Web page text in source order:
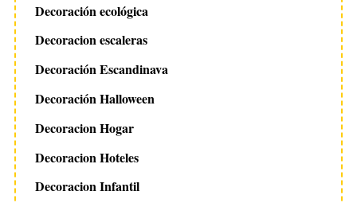
Decoración ecológica
Decoracion escaleras
Decoración Escandinava
Decoración Halloween
Decoracion Hogar
Decoracion Hoteles
Decoracion Infantil